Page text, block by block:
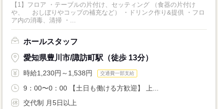
【1】フロア ・テーブルの片付け、セッティング （食器の片付け
や、 おしぼりやコップの補充など） ・ドリンク作り&提供 ・フロ
ア内の消毒、清掃 ・...
ホールスタッフ
愛知県豊川市/諏訪町駅（徒歩 13分）
時給1,230円～1,538円 交通費一部支給
9：00〜0：00 【土日も働ける方歓迎】 上...
交代制 月5日以上